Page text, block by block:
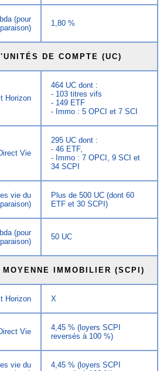
(pour
1,80 %
DE COMPTE (UC)
Horizon
464 UC dont :
- 103 titres vifs
- 149 ETF
- Immo : 5 OPCI et 7 SCI
Vie
295 UC dont :
- 46 ETF,
- Immo : 7 OPCI, 9 SCI et
34 SCPI
vie du
Plus de 500 UC (dont 60
ETF et 30 SCPI)
(pour
50 UC
MOYENNE IMMOBILIER (SCPI)
Horizon X
Vie
4,45 % (loyers SCPI
reversés à 100 %)
vie du
4,45 % (loyers SCPI